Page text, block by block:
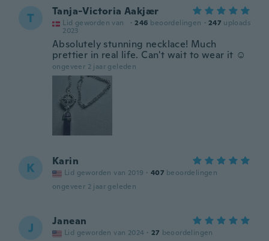
T Tanja-Victoria Aakjær
Lid geworden van
2023
· 246 beoordelingen · 247 uploads
Absolutely stunning necklace! Much
prettier in real life. Can't wait to wear it ☺️
ongeveer 2 jaar geleden
K Karin
Lid geworden van 2019 · 407 beoordelingen
ongeveer 2 jaar geleden
J Janean
Lid geworden van 2024 · 27 beoordelingen